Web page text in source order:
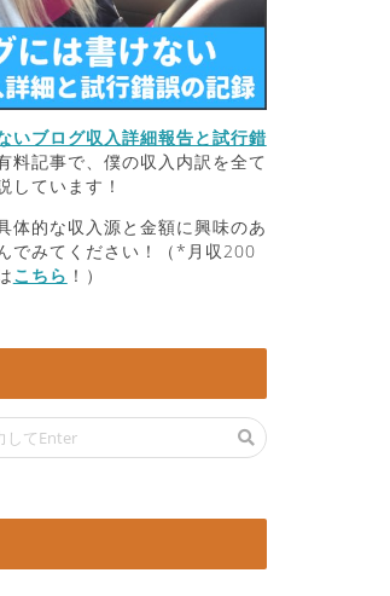
いブログ収入詳細報告と試行錯
料記事で、僕の収入内訳を全て
しています！
体的な収入源と金額に興味のあ
でみてください！（*月収200
こちら ！）